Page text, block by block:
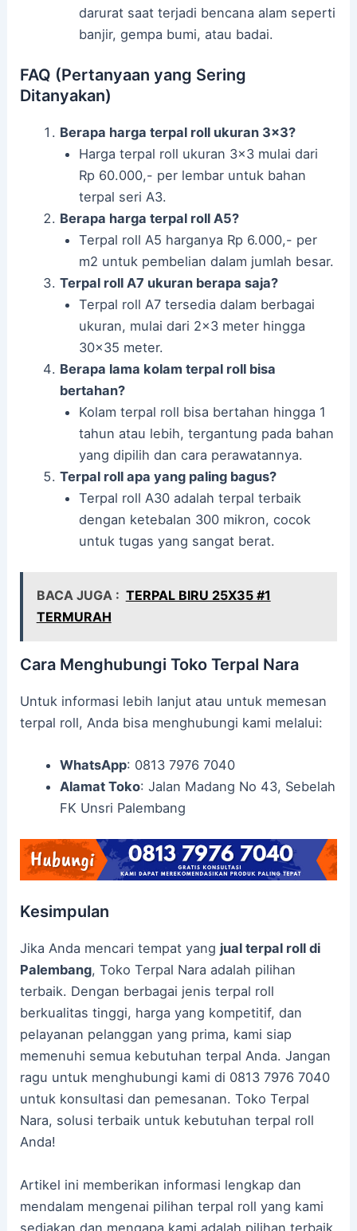
darurat saat terjadi bencana alam seperti
banjir, gempa bumi, atau badai.
FAQ (Pertanyaan yang Sering
Ditanyakan)
Berapa harga terpal roll ukuran 3×3?
Harga terpal roll ukuran 3×3 mulai dari
Rp 60.000,- per lembar untuk bahan
terpal seri A3.
Berapa harga terpal roll A5?
Terpal roll A5 harganya Rp 6.000,- per
m2 untuk pembelian dalam jumlah besar.
Terpal roll A7 ukuran berapa saja?
Terpal roll A7 tersedia dalam berbagai
ukuran, mulai dari 2×3 meter hingga
30×35 meter.
Berapa lama kolam terpal roll bisa
bertahan?
Kolam terpal roll bisa bertahan hingga 1
tahun atau lebih, tergantung pada bahan
yang dipilih dan cara perawatannya.
Terpal roll apa yang paling bagus?
Terpal roll A30 adalah terpal terbaik
dengan ketebalan 300 mikron, cocok
untuk tugas yang sangat berat.
BACA JUGA : TERPAL BIRU 25X35 #1
TERMURAH
Cara Menghubungi Toko Terpal Nara
Untuk informasi lebih lanjut atau untuk memesan
terpal roll, Anda bisa menghubungi kami melalui:
WhatsApp: 0813 7976 7040
Alamat Toko: Jalan Madang No 43, Sebelah
FK Unsri Palembang
Kesimpulan
Jika Anda mencari tempat yang jual terpal roll di
Palembang, Toko Terpal Nara adalah pilihan
terbaik. Dengan berbagai jenis terpal roll
berkualitas tinggi, harga yang kompetitif, dan
pelayanan pelanggan yang prima, kami siap
memenuhi semua kebutuhan terpal Anda. Jangan
ragu untuk menghubungi kami di 0813 7976 7040
untuk konsultasi dan pemesanan. Toko Terpal
Nara, solusi terbaik untuk kebutuhan terpal roll
Anda!
Artikel ini memberikan informasi lengkap dan
mendalam mengenai pilihan terpal roll yang kami
sediakan dan mengapa kami adalah pilihan terbaik